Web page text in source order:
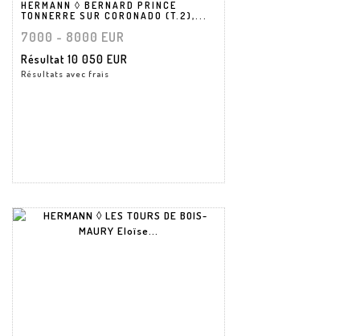
HERMANN ◊ BERNARD PRINCE
TONNERRE SUR CORONADO (T.2),...
7000 - 8000 EUR
Résultat 10 050 EUR
Résultats avec frais